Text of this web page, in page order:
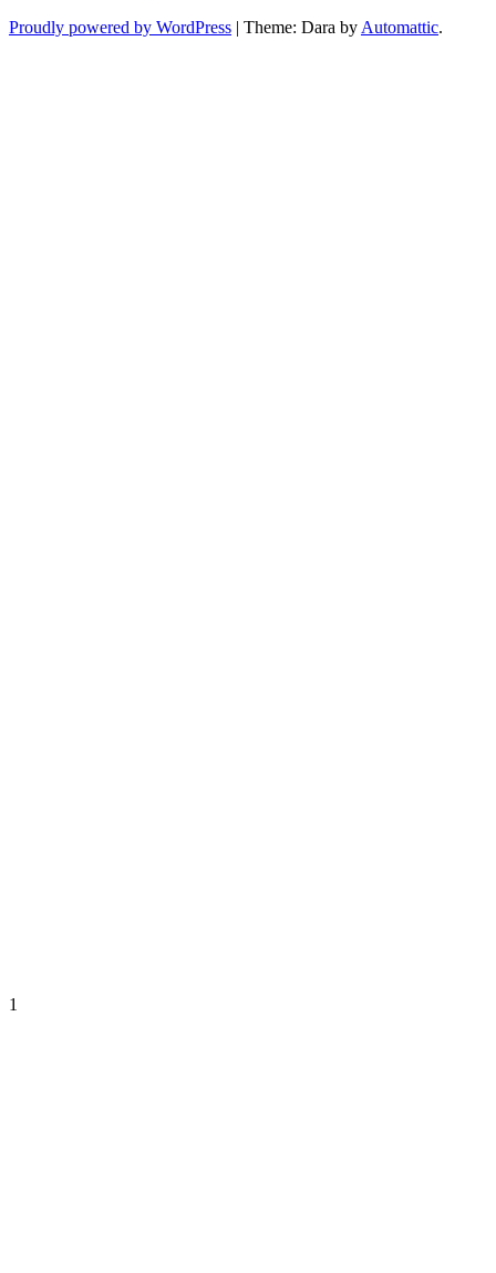
Proudly powered by WordPress | Theme: Dara by Automattic.
1